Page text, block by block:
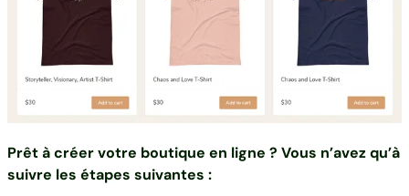
Prêt à créer votre boutique en ligne ? Vous n’avez qu’à
suivre les étapes suivantes :